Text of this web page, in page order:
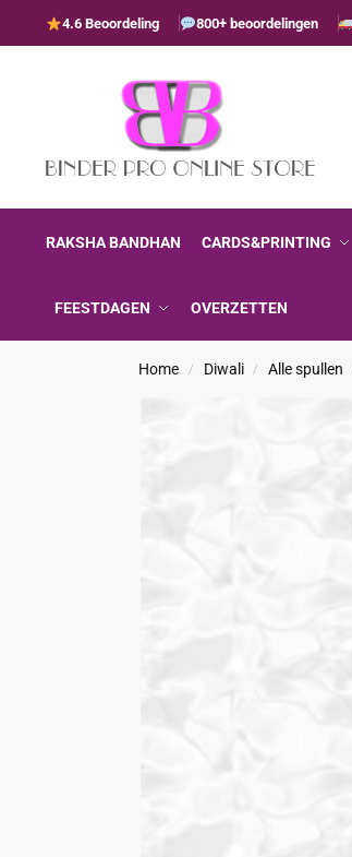
4.6 Beoordeling 800+ beoordelingen
RAKSHA BANDHAN CARDS&PRINTING
FEESTDAGEN OVERZETTEN
Home / Diwali / Alle spullen